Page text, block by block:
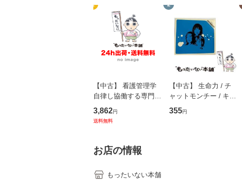
1
【中古】 看護管理学
自律し協働する専門職
の看護マネジメントス
キル 改訂第3版 (看護
堂 [単行
3,862円
送料無料
2
【中古】 生命力 / チ
ャットモンチー / キュ
ーンレコード [CD]
【メール便送料無料】
355円
お店の情報
もったいない本舗